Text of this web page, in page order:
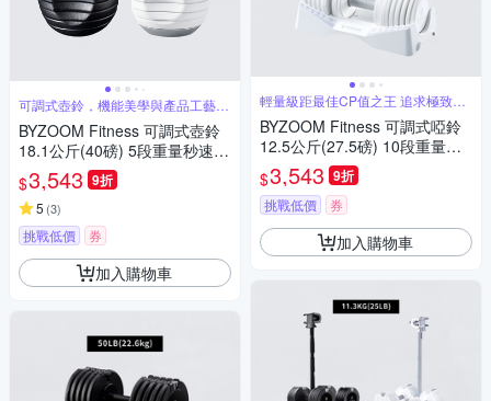
可調式壺鈴，機能美學與產品工藝的
結合
BYZOOM Fitness 可調式壺鈴
18.1公斤(40磅) 5段重量秒速調
整組
$3,543 9折
5 (3)
挑戰低價 券
加入購物車
輕量級距最佳CP值之王 追求極致工
藝美學
BYZOOM Fitness 可調式啞鈴
12.5公斤(27.5磅) 10段重量秒
速調整組 圓形啞鈴
$3,543 9折
挑戰低價 券
加入購物車